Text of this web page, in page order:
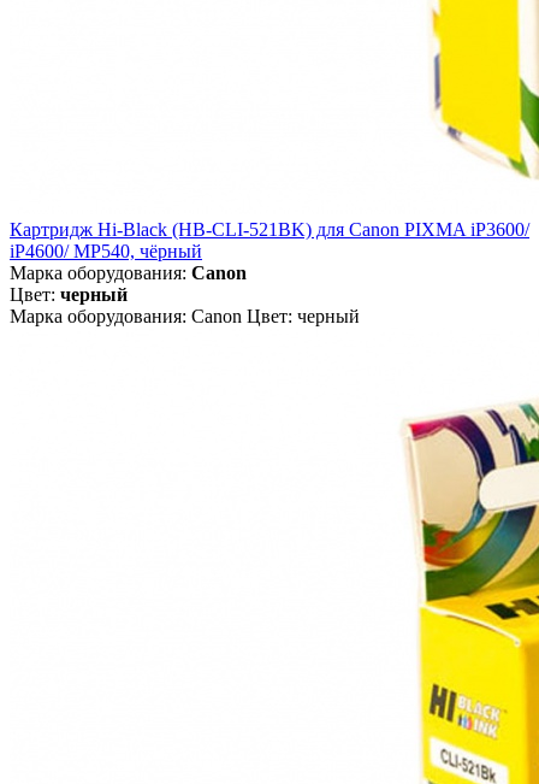
Картридж Hi-Black (HB-CLI-521BK) для Canon PIXMA iP3600/
iP4600/ MP540, чёрный
Марка оборудования: Canon
Цвет: черный
Марка оборудования: Canon Цвет: черный